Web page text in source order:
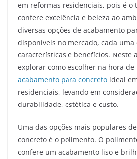
em reformas residenciais, pois é o
confere excelência e beleza ao
diversas opções de acabamento
disponíveis no mercado, cada uma
características e benefícios. Neste
explorar como escolher na hora de
acabamento para concreto ideal
residenciais, levando em
durabilidade, estética e custo.
Uma das opções mais populares
concreto é o polimento. O
confere um acabamento liso e